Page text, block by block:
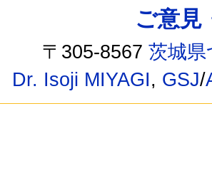
ご意見
〒305-8567茨城
Dr. Isoji MIYAGI, GSJ/